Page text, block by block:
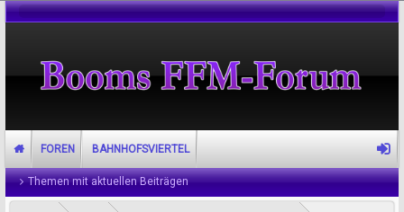
FOREN
Themen mit aktuellen Beiträgen
BAHNHOFSVIERTEL